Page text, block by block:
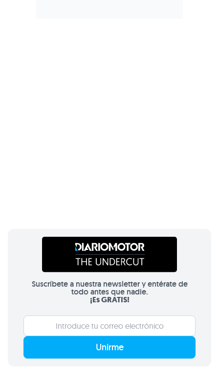
Suscríbete a nuestra newsletter y entérate de
todo antes que nadie.
¡Es GRATIS!
Unirme